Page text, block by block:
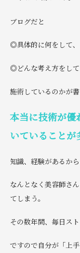
ブログだと
◎具体的に何をして、
◎どんな考え方をして
施術しているのかが書
本当に技術が優
いていることが
知識、経験があるか
なんとなく美容師さ
てしまう。
その数年間、毎日ス
ですので自分が「上